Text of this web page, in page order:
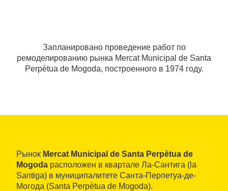
Запланировано проведение работ по
ремоделированию рынка Mercat Municipal de Santa
Perpètua de Mogoda, построенного в 1974 году.
Рынок Mercat Municipal de Santa Perpètua de
Mogoda расположен в квартале Ла-Сантига (la
Santiga) в муниципалитете Санта-Перпетуа-де-
Могода (Santa Perpètua de Mogoda).